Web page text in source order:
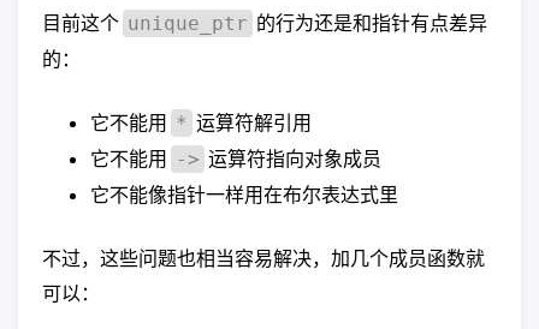
目前这个 unique_ptr 的行为还是和指针有点差异
的：
它不能用 * 运算符解引用
它不能用
-> 运算符指向对象成员
它不能像指针一样用在布尔表达式里
不过，这些问题也相当容易解决，加几个成员函数就
可以：